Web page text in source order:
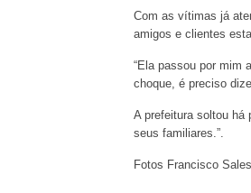
Com as vítimas já
amigos e clientes
“Ela passou por mim
choque, é preciso
A prefeitura soltou há
seus familiares.”.
Fotos Francisco